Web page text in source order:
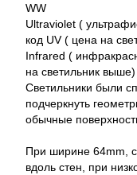
WW
Ultraviolet (
код UV ( цена на
Infrared (
на светильник выше)
Светильники были
подчеркнуть
обычные
При ширине 64mm,
вдоль стен, при